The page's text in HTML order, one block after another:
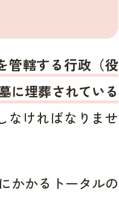
管轄する行政（役
に埋葬されている
なければなりませ
かかるトータルの